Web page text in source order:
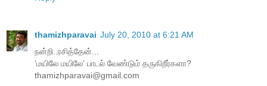
thamizhparavai July 20, 2010 at 6:21 AM
நன்றி..ரசித்தேன்...
‘மயிலே மயிலே’ பாடல் வேண்டும் தருகிறீர்களா?
thamizhparavai@gmail.com